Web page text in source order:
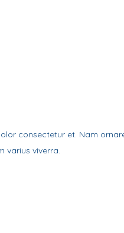
consectetur et. Nam
varius viverra.